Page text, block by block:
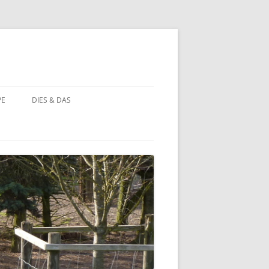
DIES & DAS
NATUR ERLEBEN
UNWETTER IN HOHEHAUS